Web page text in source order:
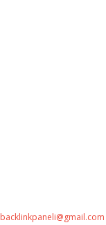
backlinkpaneli@gmail.com